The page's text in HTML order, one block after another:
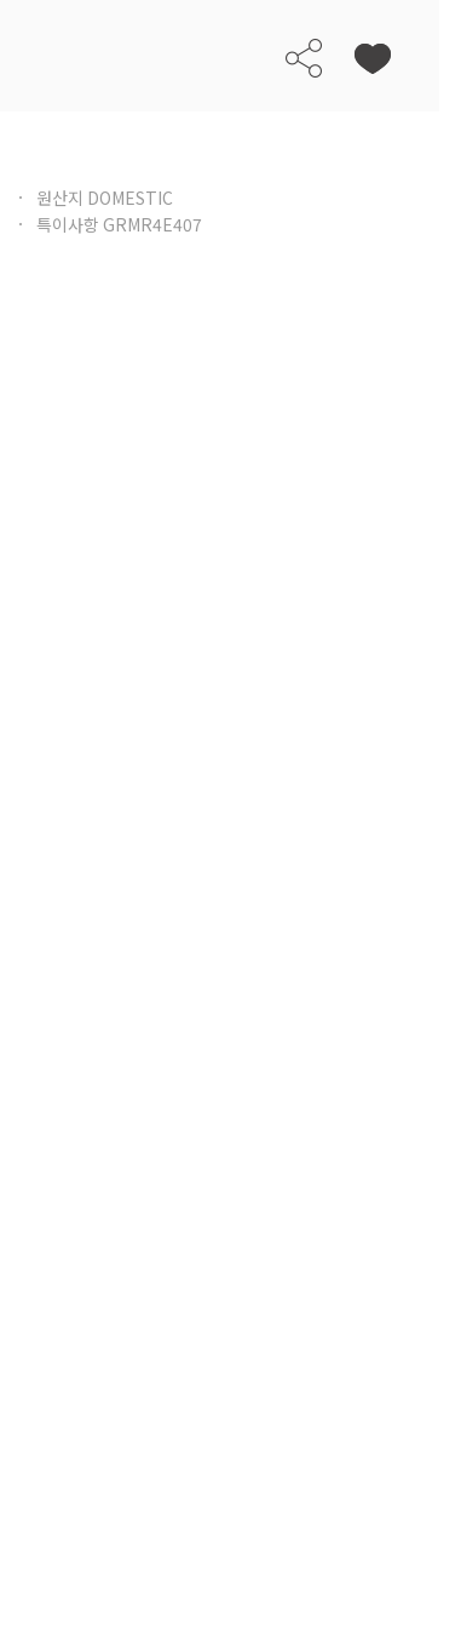
원산지 DOMESTIC
특이사항 GRMR4E407